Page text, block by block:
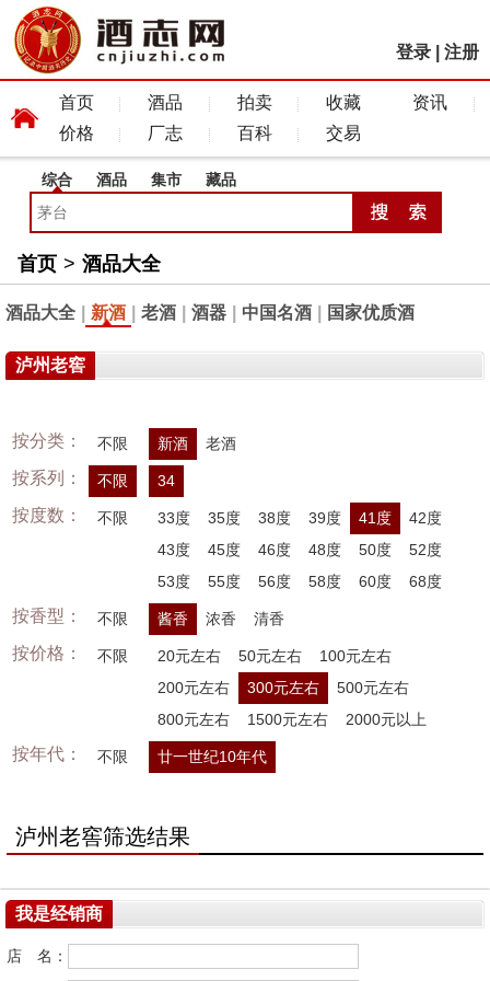
登录 注册
首页 酒品 拍卖 收藏
资讯
价格
厂志 百科 交易
综合 酒品 集市 藏品
首页 > 酒品大全
酒品大全 新酒 老酒 酒器 中国名酒 国家优质酒
泸州老窖
按分类： 不限 新酒 老酒
按系列： 不限 34
按度数： 不限 33度 35度 38度 39度 41度
42度
43度
45度 46度 48度 50度
52度
53度
55度 56度 58度 60度 68度
按香型： 不限 酱香 浓香 清香
按价格： 不限 20元左右 50元左右
100元左右
200元左右
300元左右
500元左右
800元左右
1500元左右 2000元以上
按年代： 不限 廿一世纪10年代
泸州老窖筛选结果
我是经销商
店 名：